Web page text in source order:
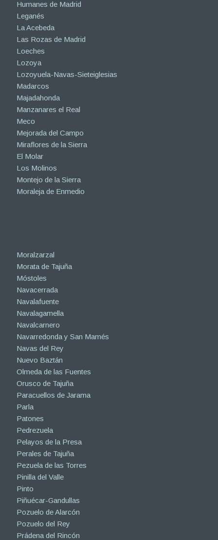
Humanes de Madrid
Leganés
La Acebeda
Las Rozas de Madrid
Loeches
Lozoya
Lozoyuela-Navas-Sieteiglesias
Madarcos
Majadahonda
Manzanares el Real
Meco
Mejorada del Campo
Miraflores de la Sierra
El Molar
Los Molinos
Montejo de la Sierra
Moraleja de Enmedio
Moralzarzal
Morata de Tajuña
Móstoles
Navacerrada
Navalafuente
Navalagamella
Navalcarnero
Navarredonda y San Mamés
Navas del Rey
Nuevo Baztán
Olmeda de las Fuentes
Orusco de Tajuña
Paracuellos de Jarama
Parla
Patones
Pedrezuela
Pelayos de la Presa
Perales de Tajuña
Pezuela de las Torres
Pinilla del Valle
Pinto
Piñuécar-Gandullas
Pozuelo de Alarcón
Pozuelo del Rey
Prádena del Rincón